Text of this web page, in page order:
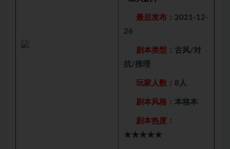
最后发布： 2021-12-
26
剧本类型： 古风/对
抗/推理
玩家人数： 8人
剧本风格： 本格本
剧本热度：
★★★★★